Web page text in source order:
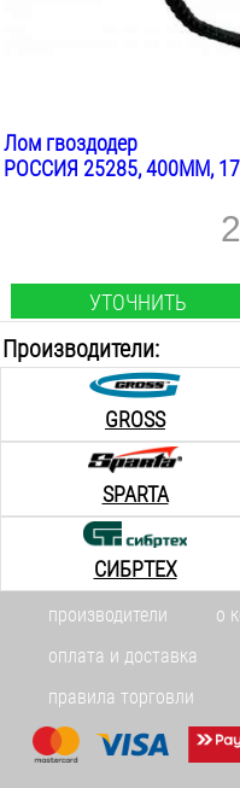
Лом гвоздодер
РОССИЯ 25285, 400ММ,
УТОЧНИТЬ
Производители:
GROSS
SPARTA
СИБРТЕХ
производители о
оплата и доставка
правила торговли